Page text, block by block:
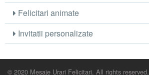
Felicitari animate
Invitatii personalizate
© 2020 Mesaje Urari Felicitari. All rights reserved.